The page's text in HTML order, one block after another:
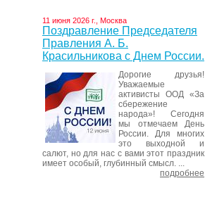
11 июня 2026 г., Москва
Поздравление Председателя
Правления А. Б.
Красильникова с Днем России.
Дорогие друзья!
Уважаемые
активисты ООД «За
сбережение
народа»! Сегодня
мы отмечаем День
России. Для многих
это выходной и
салют, но для нас с вами этот праздник
имеет особый, глубинный смысл. ...
подробнее